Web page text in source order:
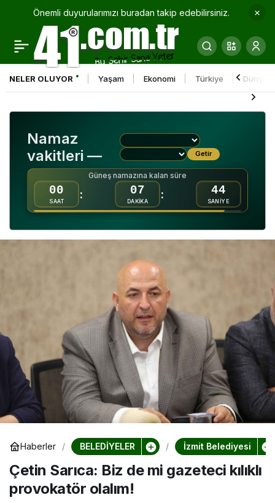
Önemli duyurularımızı buradan takip edebilirsiniz.
NELER OLUYOR Yaşam Ekonomi Türkiye Dünya
Namaz
vakitleri —
Getir
Güneş namazına kalan süre
00
SAAT
: 07
DAKİKA
: 43
SANİYE
Haberler BELEDİYELER İzmit Belediyesi
Çetin Sarıca: Biz de mi gazeteci kılıklı
provokatör olalım!
İzmit Belediyesi: Çok
önceden planlanan
kumpasın bir kanıtı daha
0 Paylaş